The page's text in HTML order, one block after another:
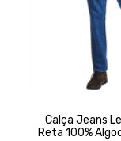
Calça Jeans
Reta 100%